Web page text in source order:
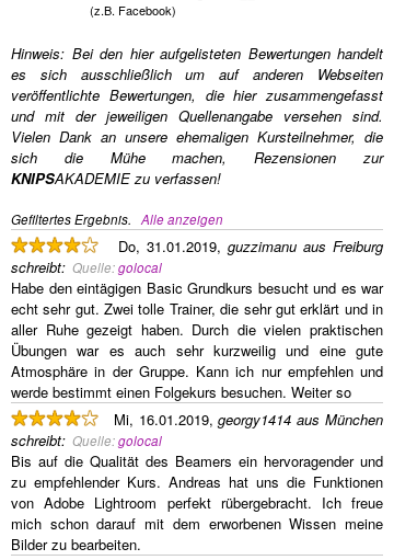
(z.B. Facebook)
Hinweis: Bei den hier aufgelisteten Bewertungen handelt
es sich ausschließlich um auf anderen Webseiten
veröffentlichte Bewertungen, die hier zusammengefasst
und mit der jeweiligen Quellenangabe versehen sind.
Vielen Dank an unsere ehemaligen Kursteilnehmer, die
sich die Mühe machen, Rezensionen zur
KNIPSAKADEMIE zu verfassen!
Gefiltertes Ergebnis. Alle anzeigen
Do, 31.01.2019, guzzimanu aus Freiburg
schreibt: Quelle:golocal
Habe den eintägigen Basic Grundkurs besucht und es war
echt sehr gut. Zwei tolle Trainer, die sehr gut erklärt und in
aller Ruhe gezeigt haben. Durch die vielen praktischen
Übungen war es auch sehr kurzweilig und eine gute
Atmosphäre in der Gruppe. Kann ich nur empfehlen und
werde bestimmt einen Folgekurs besuchen. Weiter so
Mi, 16.01.2019,georgy1414 aus München
schreibt: Quelle:golocal
Bis auf die Qualität des Beamers ein hervoragender und
zu empfehlender Kurs. Andreas hat uns die Funktionen
von Adobe Lightroom perfekt rübergebracht. Ich freue
mich schon darauf mit dem erworbenen Wissen meine
Bilder zu bearbeiten.